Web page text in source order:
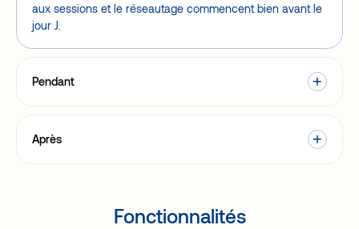
aux sessions et le réseautage commencent bien avant le
jour J.
Pendant
Après
​Fonctionnalités